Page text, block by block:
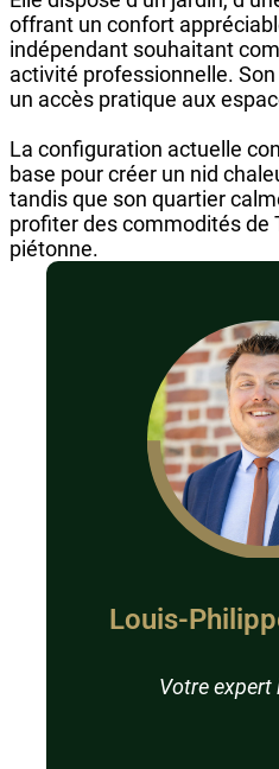
offrant un confort
indépendant souhaitant
activité professionnelle.
un accès pratique aux
La configuration actuelle
base pour créer un nid
tandis que son quartier
profiter des commodités de
piétonne.
Louis-
Votre